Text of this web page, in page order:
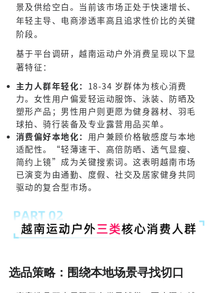
景及供给空白。当前该市场正处于快速增长、
年轻主导、电商渗透率高且追求性价比的关键
阶段。
基于平台调研，越南运动户外消费呈现以下显
著特征：
主力人群年轻化： 18-34 岁群体为核心消费
力。女性用户偏爱轻运动服饰、泳装、防晒及
塑形产品；男性用户则更愿为健身器材、羽毛
球拍、骑行装备及专业露营用品买单。
消费偏好本地化： 用户兼顾价格敏感度与本地
适配性。“轻薄速干、高倍防晒、透气显瘦、
简约上镜”成为关键搜索词。这表明越南市场
已演变为由通勤、度假、社交及居家健身共同
驱动的复合型市场。
选品策略：围绕本地场景寻找切口